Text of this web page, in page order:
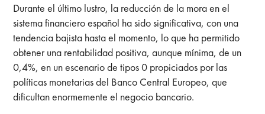
Durante el último lustro, la reducción de la mora en el
sistema financiero español ha sido significativa, con una
tendencia bajista hasta el momento, lo que ha permitido
obtener una rentabilidad positiva, aunque mínima, de un
0,4%, en un escenario de tipos 0 propiciados por las
políticas monetarias del Banco Central Europeo, que
dificultan enormemente el negocio bancario.